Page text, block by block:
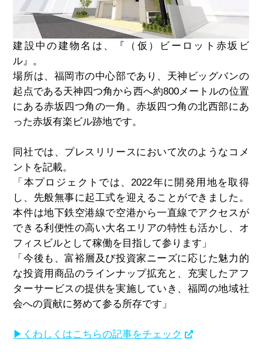
建設中の建物名は、『（仮）ビーロット赤坂ビ
ル』。
場所は、福岡市の中心部であり、天神ビッグバンの
起点である天神四つ角から西へ約800メートルの位置
にある赤坂四つ角の一角。赤坂四つ角の北西部にあ
った赤坂有楽ビル跡地です。
同社では、プレスリリースにおいて次のようなコメ
ントを記載。
「本プロジェクトでは、 2022年に開発用地を取得
し、先般無事に起工式を迎えることができました。
本件は地下鉄空港線で空港から一直線でアクセスが
できる利便性の高い大名エリアの特性も活かし、オ
フィスビルとして稼働を目指して参ります」
「今後も、富裕層及び投資家ニーズに応じた魅力的
な投資用商品のラインナップ拡充と、充実したアフ
ターサービスの提供を実施していき、福岡の地域社
会への貢献に努めて参る所存です」
▶くわしくはこちらの記事をチェック